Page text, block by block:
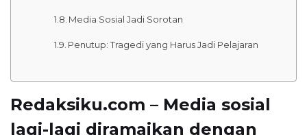
Media Sosial Jadi Sorotan
Penutup: Tragedi yang Harus Jadi Pelajaran
Redaksiku.com – Media sosial
lagi-lagi diramaikan dengan